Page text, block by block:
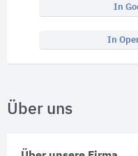
In
In
Über uns